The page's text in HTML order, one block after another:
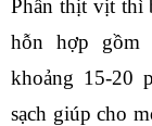
Phần thịt vịt thì
hỗn hợp gồm
khoảng 15-20
sạch giúp cho